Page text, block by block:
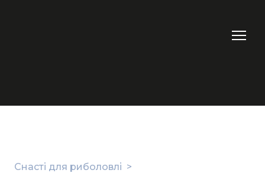
Снасті для риболовлі